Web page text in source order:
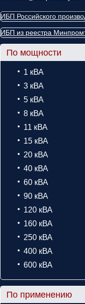
ИБП Российского
ИБП из реестра
По мощности
1 кВА
3 кВА
5 кВА
8 кВА
11 кВА
15 кВА
20 кВА
40 кВА
60 кВА
90 кВА
120 кВА
160 кВА
250 кВА
400 кВА
600 кВА
По применению